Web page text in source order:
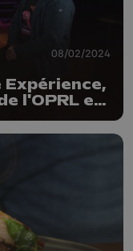
08/02/2024
Expérience,
l'OPRL et
Caroline